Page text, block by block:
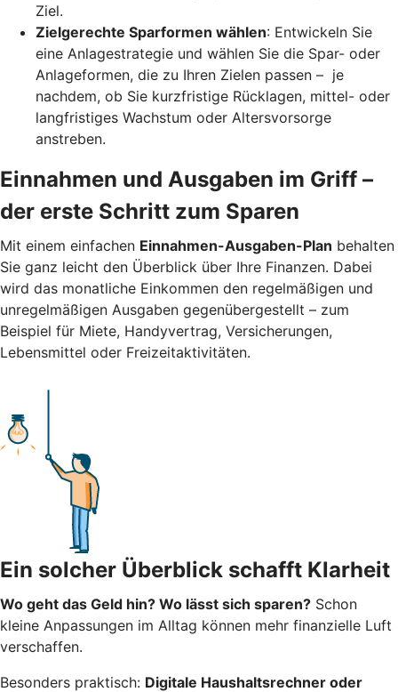
Ziel.
Zielgerechte Sparformen wählen: Entwickeln Sie
eine Anlagestrategie und wählen Sie die Spar- oder
Anlageformen, die zu Ihren Zielen passen – je
nachdem, ob Sie kurzfristige Rücklagen, mittel- oder
langfristiges Wachstum oder Altersvorsorge
anstreben.
Einnahmen und Ausgaben im Griff –
der erste Schritt zum Sparen
Mit einem einfachen Einnahmen-Ausgaben-Plan behalten
Sie ganz leicht den Überblick über Ihre Finanzen. Dabei
wird das monatliche Einkommen den regelmäßigen und
unregelmäßigen Ausgaben gegenübergestellt – zum
Beispiel für Miete, Handyvertrag, Versicherungen,
Lebensmittel oder Freizeitaktivitäten.
Ein solcher Überblick schafft Klarheit
Wo geht das Geld hin? Wo lässt sich sparen? Schon
kleine Anpassungen im Alltag können mehr finanzielle Luft
verschaffen.
Besonders praktisch: Digitale Haushaltsrechner oder